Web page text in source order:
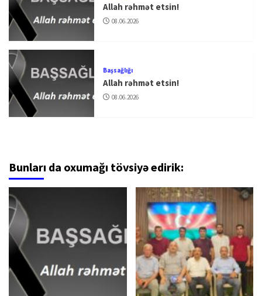
Allah rəhmət etsin!
08.06.2026
Başsağlığı
Allah rəhmət etsin!
08.06.2026
Bunları da oxumağı tövsiyə edirik: